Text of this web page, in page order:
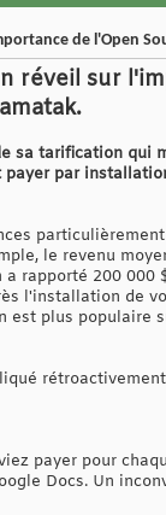
de l'Open
réveil sur
sa tarification
par
le revenu
rapporté 200 000
l'installation de
est plus
payer pour
Docs. Un